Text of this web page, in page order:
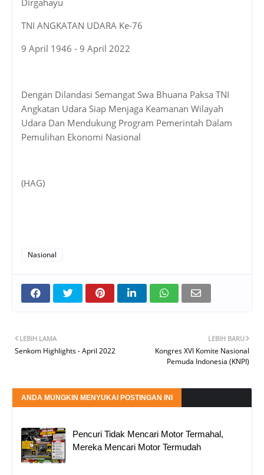
TNI ANGKATAN UDARA Ke-76
9 April 1946 - 9 April 2022
Dengan Dilandasi Semangat Swa Bhuana Paksa TNI
Angkatan Udara Siap Menjaga Keamanan Wilayah
Udara Dan Mendukung Program Pemerintah Dalam
Pemulihan Ekonomi Nasional
(HAG)
Nasional
LEBIH BARU
Kongres XVI Komite Nasional
Pemuda Indonesia (KNPI)
LEBIH LAMA
Senkom Highlights - April 2022
ANDA MUNGKIN MENYUKAI POSTINGAN INI
Pencuri Tidak Mencari Motor Termahal,
Mereka Mencari Motor Termudah